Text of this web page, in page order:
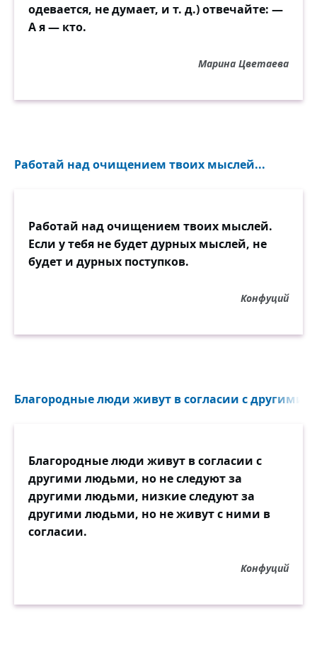
одевается, не думает, и т. д.) отвечайте: —
А я — кто.
Марина Цветаева
Работай над очищением твоих мыслей...
Работай над очищением твоих мыслей.
Если у тебя не будет дурных мыслей, не
будет и дурных поступков.
Конфуций
Благородные люди живут в согласии с другими
Благородные люди живут в согласии с
другими людьми, но не следуют за
другими людьми, низкие следуют за
другими людьми, но не живут с ними в
согласии.
Конфуций